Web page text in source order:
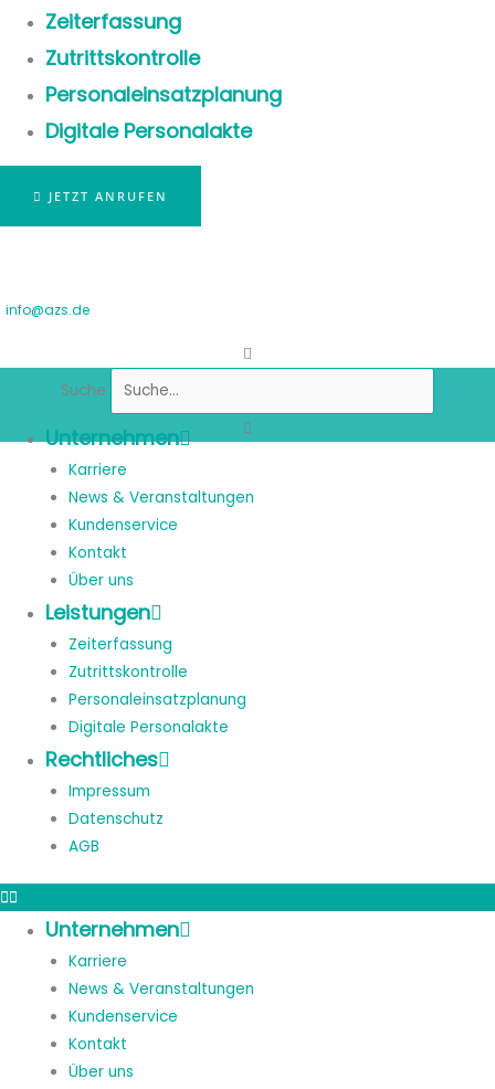
Zeiterfassung
Zutrittskontrolle
Personaleinsatzplanung
Digitale Personalakte
JETZT ANRUFEN
info@azs.de
Suche
Unternehmen
Karriere
News & Veranstaltungen
Kundenservice
Kontakt
Über uns
Leistungen
Zeiterfassung
Zutrittskontrolle
Personaleinsatzplanung
Digitale Personalakte
Rechtliches
Impressum
Datenschutz
AGB
Unternehmen
Karriere
News & Veranstaltungen
Kundenservice
Kontakt
Über uns